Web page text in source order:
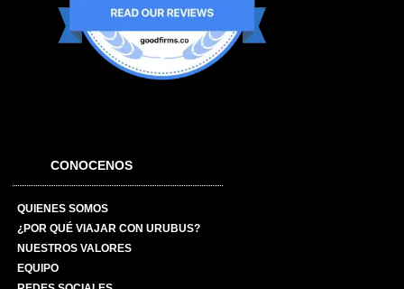
CONOCENOS
QUIENES SOMOS
¿POR QUÉ VIAJAR CON URUBUS?
NUESTROS VALORES
EQUIPO